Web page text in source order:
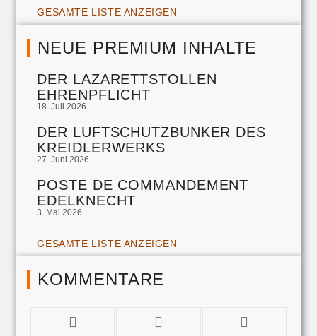
GESAMTE LISTE ANZEIGEN
NEUE PREMIUM INHALTE
DER LAZARETTSTOLLEN
EHRENPFLICHT
18. Juli 2026
DER LUFTSCHUTZBUNKER DES
KREIDLERWERKS
27. Juni 2026
POSTE DE COMMANDEMENT
EDELKNECHT
3. Mai 2026
GESAMTE LISTE ANZEIGEN
KOMMENTARE